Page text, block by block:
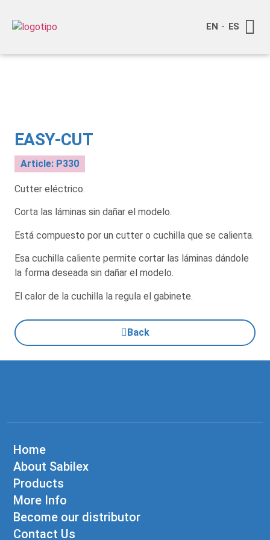
EN ES
EASY-CUT
Article: P330
Cutter eléctrico.
Corta las láminas sin dañar el modelo.
Está compuesto por un cutter o cuchilla que se calienta.
Esa cuchilla caliente permite cortar las láminas dándole
la forma deseada sin dañar el modelo.
El calor de la cuchilla la regula el gabinete.
Back
Home
About Sabilex
Products
More Info
Become our distributor
Contact Us